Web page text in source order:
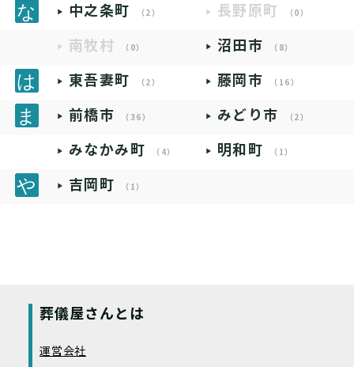
中之条町 （2） 長野原町 （0）
南牧村 （0） 沼田市 （8）
東吾妻町 （2） 藤岡市 （16）
前橋市 （36） みどり市 （2）
みなかみ町 （4） 明和町 （1）
吉岡町 （1）
葬儀屋さんとは
運営会社